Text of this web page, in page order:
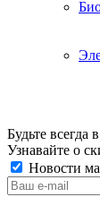
Будьте всегда
Узнавайте о
Новости